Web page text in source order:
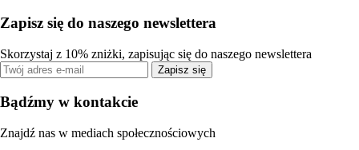
Zapisz się do naszego newslettera
Skorzystaj z 10% zniżki, zapisując się do naszego newslettera
Zapisz się
Bądźmy w kontakcie
Znajdź nas w mediach społecznościowych